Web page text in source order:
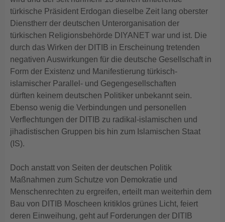
türkische Präsident Erdogan dieselbe Zeit lang oberster
Dienstherr der deutschen Unterorganisation der
türkischen Religionsbehörde DIYANET war und ist. Die
durch das Wirken der DITIB in Erscheinung tretenden
negativen Auswirkungen für die deutsche Gesellschaft in
Form der Existenz und Manifestierung türkisch-
islamischer Parallel- und Gegengesellschaften
dürften keinem deutschen Politiker unbekannt sein.
Ebenso wenig die Verbindungen und personellen
Verflechtungen der DITIB zu radikal-islamischen und
jihadistischen Gruppen bis hin zum Islamischen Staat
(IS).
Doch anstatt von Seiten der deutschen Politik
Maßnahmen zum Schutze von Demokratie und
Menschenrechten zu ergreifen, erteilt man weiterhin dem
Bau von DITIB Moscheen kritiklos grünes Licht, feiert
deren Einweihung, geht auf Forderungen der DITIB